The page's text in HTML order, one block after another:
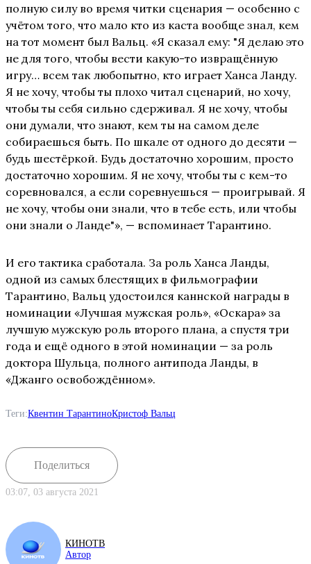
полную силу во время читки сценария — особенно с
учётом того, что мало кто из каста вообще знал, кем
на тот момент был Вальц. «Я сказал ему: "Я делаю это
не для того, чтобы вести какую-то извращённую
игру… всем так любопытно, кто играет Ханса Ланду.
Я не хочу, чтобы ты плохо читал сценарий, но хочу,
чтобы ты себя сильно сдерживал. Я не хочу, чтобы
они думали, что знают, кем ты на самом деле
собираешься быть. По шкале от одного до десяти —
будь шестёркой. Будь достаточно хорошим, просто
достаточно хорошим. Я не хочу, чтобы ты с кем-то
соревновался, а если соревнуешься — проигрывай. Я
не хочу, чтобы они знали, что в тебе есть, или чтобы
они знали о Ланде"», — вспоминает Тарантино.
И его тактика сработала. За роль Ханса Ланды,
одной из самых блестящих в фильмографии
Тарантино, Вальц удостоился каннской награды в
номинации «Лучшая мужская роль», «Оскара» за
лучшую мужскую роль второго плана, а спустя три
года и ещё одного в этой номинации — за роль
доктора Шульца, полного антипода Ланды, в
«Джанго освобождённом».
Теги:Квентин ТарантиноКристоф Вальц
Поделиться
03:07, 03 августа 2021
КИНОТВ
Автор